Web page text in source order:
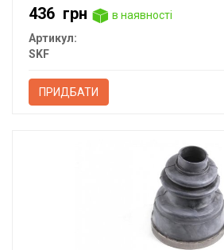
436 грн
в наявності
Артикул:
SKF
ПРИДБАТИ